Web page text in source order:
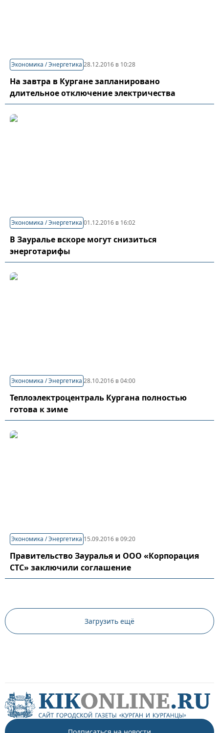
Экономика / Энергетика 28.12.2016 в 10:28
На завтра в Кургане запланировано
длительное отключение электричества
Экономика / Энергетика 01.12.2016 в 16:02
В Зауралье вскоре могут снизиться
энерготарифы
Экономика / Энергетика 28.10.2016 в 04:00
Теплоэлектроцентраль Кургана полностью
готова к зиме
Экономика / Энергетика 15.09.2016 в 09:20
Правительство Зауралья и ООО «Корпорация
СТС» заключили соглашение
Загрузить ещё